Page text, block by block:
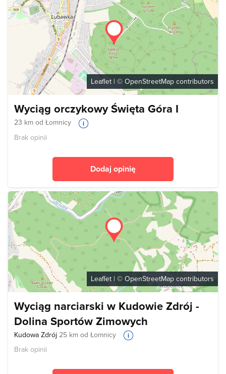
Leaflet | © OpenStreetMap contributors
Wyciąg orczykowy Święta Góra I
23 km od Łomnicy
Brak opinii
Dodaj opinię
Leaflet | © OpenStreetMap contributors
Wyciąg narciarski w Kudowie Zdrój -
Dolina Sportów Zimowych
Kudowa Zdrój 25 km od Łomnicy
Brak opinii